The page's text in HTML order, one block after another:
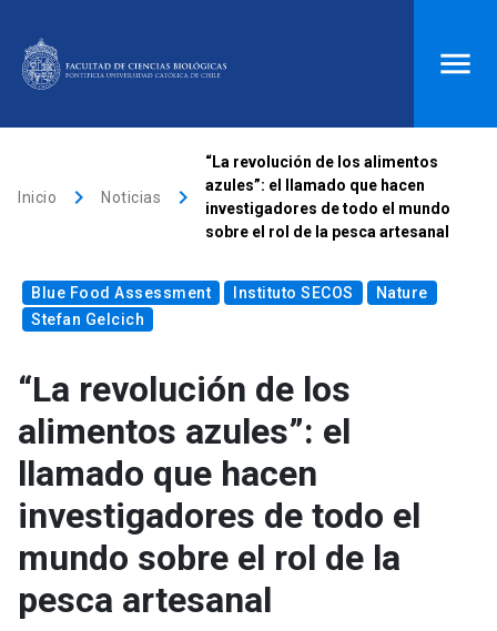
Biblioteca launch Donaciones launch
search
Quiénes somos
Direcciones
Académicos
Consejo de Facultad
Investigación
Dirección Investigación
Grupos de Investigación
Estudiantes
Pregrado
Publicaciones
Inicio keyboard_arrow_right Noticias keyboard_arrow_right
“La revolución de los alimentos
azules”: el llamado que hacen
investigadores de todo el mundo
sobre el rol de la pesca artesanal
Blue Food Assessment Instituto SECOS
Nature
Stefan Gelcich
“La revolución de los
alimentos azules”: el
llamado que hacen
investigadores de todo el
mundo sobre el rol de la
pesca artesanal